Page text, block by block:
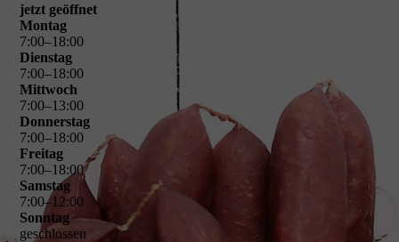
jetzt geöffnet
Montag
7:00–18:00
Dienstag
7:00–18:00
Mittwoch
7:00–13:00
Donnerstag
7:00–18:00
Freitag
7:00–18:00
Samstag
7:00–12:00
Sonntag
geschlossen